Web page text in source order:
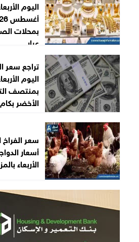
بمحلات
عيار...
تراجع سعر
اليوم
بمنتصف
الأخضر بكام
سعر الفراخ
أسعار
الأربعاء